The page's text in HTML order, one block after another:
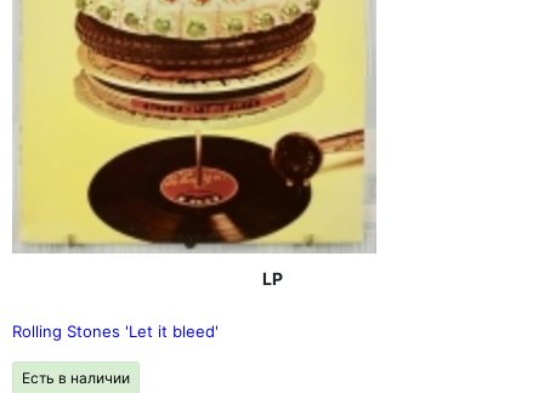
LP
Rolling Stones 'Let it bleed'
Есть в наличии